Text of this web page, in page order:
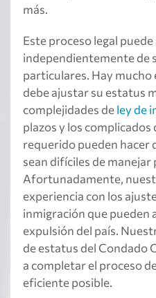
más.
Este proceso legal
independientemente de
particulares. Hay mucho
debe ajustar su estatus
complejidades deley de
plazos y los
requerido pueden hacer
sean difíciles de manejar
Afortunadamente,
experiencia con los
inmigración que pueden
expulsión del país.
de estatus del Condado
a completar el proceso
eficiente posible.